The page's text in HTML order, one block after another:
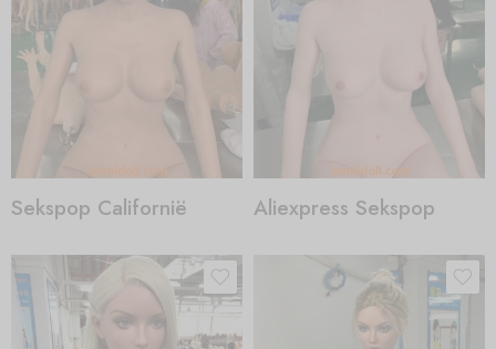
Sekspop Californië Aliexpress Sekspop